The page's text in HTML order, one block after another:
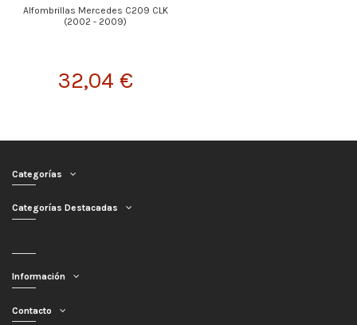
Alfombrillas Mercedes C209 CLK
(2002 - 2009)
32,04 €
Categorías
Categorías Destacadas
Información
Contacto